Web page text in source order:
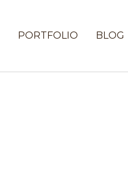
PORTFOLIO BLOG